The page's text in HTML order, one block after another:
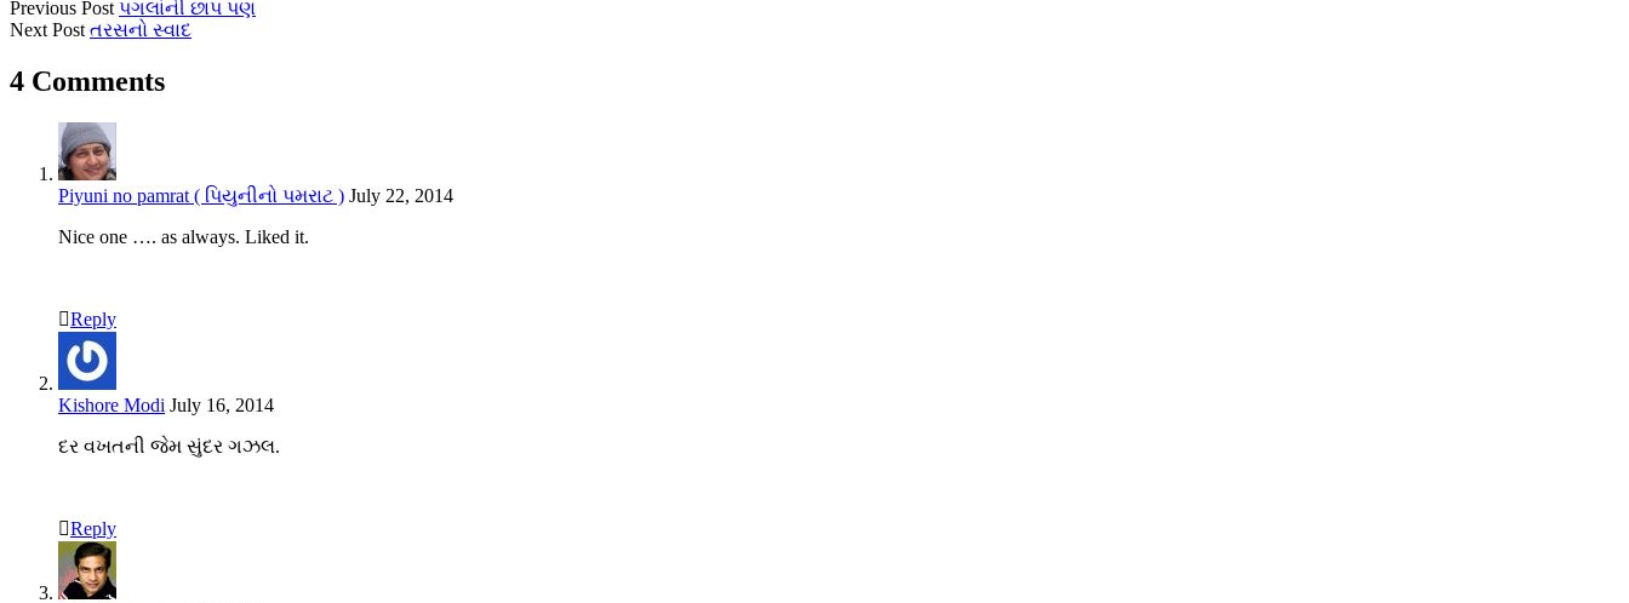
Previous Post પગલાંની છાપ પણ
Next Post તરસનો સ્વાદ
4 Comments
Piyuni no pamrat ( પિયુનીનો પમરાટ ) July 22, 2014
Nice one …. as always. Liked it.
Reply
Kishore Modi July 16, 2014
દર વખતની જેમ સુંદર ગઝલ.
Reply